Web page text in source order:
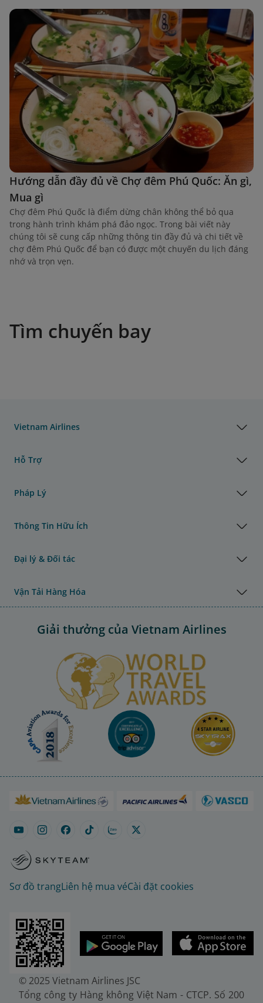
Hướng dẫn đầy đủ về Chợ đêm Phú Quốc: Ăn gì,
Mua gì
Chợ đêm Phú Quốc là điểm dừng chân không thể bỏ qua
trong hành trình khám phá đảo ngọc. Trong bài viết này
chúng tôi sẽ cung cấp những thông tin đầy đủ và chi tiết về
chợ đêm Phú Quốc để bạn có được một chuyến du lịch đáng
nhớ và trọn vẹn.
Tìm chuyến bay
Vietnam Airlines
Hỗ Trợ
Pháp Lý
Thông Tin Hữu Ích
Đại lý & Đối tác
Vận Tải Hàng Hóa
Giải thưởng của Vietnam Airlines
Sơ đồ trangLiên hệ mua véCài đặt cookies
© 2025 Vietnam Airlines JSC
Tổng công ty Hàng không Việt Nam - CTCP. Số 200